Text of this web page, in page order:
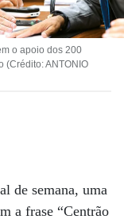
o apoio dos 200
(Crédito: ANTONIO
de semana, uma
a frase “Centrão